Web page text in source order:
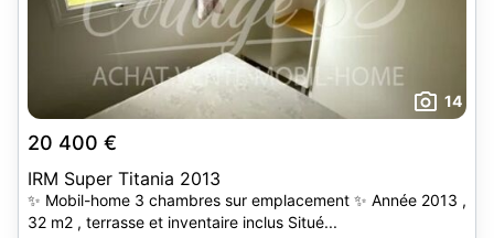
14
20 400 €
IRM Super Titania 2013
✨ Mobil-home 3 chambres sur emplacement ✨ Année 2013 ,
32 m2 , terrasse et inventaire inclus Situé...